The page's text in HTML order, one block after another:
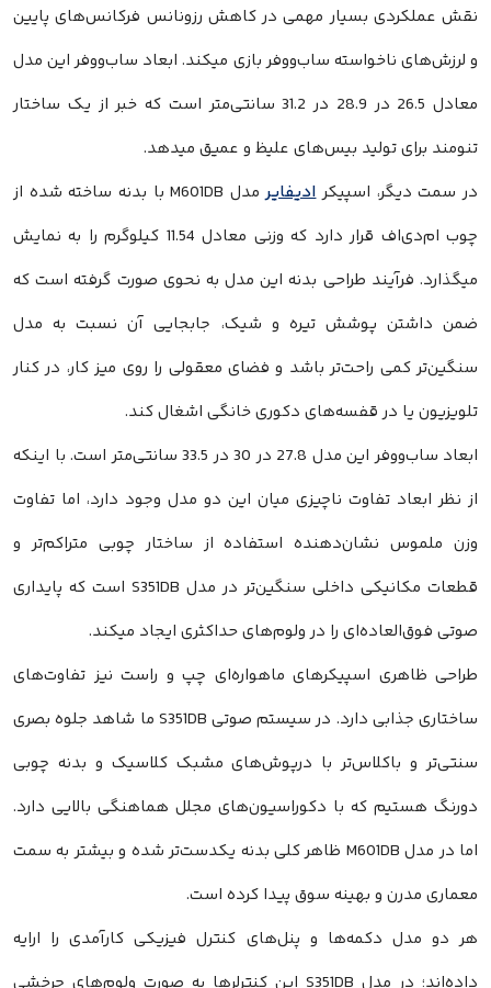
نقش عملکردی بسیار مهمی در کاهش رزونانس فرکانس‌های پایین
و لرزش‌های ناخواسته ساب‌ووفر بازی میکند. ابعاد ساب‌ووفر این مدل
معادل 26.5 در 28.9 در 31.2 سانتی‌متر است که خبر از یک ساختار
تنومند برای تولید بیس‌های علیظ و عمیق میدهد.
در سمت دیگر، اسپیکرادیفایر
مدل M601DB با بدنه ساخته شده از
چوب ام‌دی‌اف قرار دارد که وزنی معادل 11.54 کیلوگرم را به نمایش
میگذارد. فرآیند طراحی بدنه این مدل به نحوی صورت گرفته است که
ضمن داشتن پوشش تیره و شیک، جابجایی آن نسبت به مدل
سنگین‌تر کمی راحت‌تر باشد و فضای معقولی را روی میز کار، در کنار
تلویزیون یا در قفسه‌های دکوری خانگی اشغال کند.
ابعاد ساب‌ووفر این مدل 27.8 در 30 در 33.5 سانتی‌متر است. با اینکه
از نظر ابعاد تفاوت ناچیزی میان این دو مدل وجود دارد، اما تفاوت
وزن ملموس نشان‌دهنده استفاده از ساختار چوبی متراکم‌تر و
قطعات مکانیکی داخلی سنگین‌تر در مدل S351DB است که پایداری
صوتی فوق‌العاده‌ای را در ولوم‌های حداکثری ایجاد میکند.
طراحی ظاهری اسپیکرهای ماهواره‌ای چپ و راست نیز تفاوت‌های
ساختاری جذابی دارد. در سیستم صوتی S351DB ما شاهد جلوه بصری
سنتی‌تر و باکلاس‌تر با درپوش‌های مشبک کلاسیک و بدنه چوبی
دورنگ هستیم که با دکوراسیون‌های مجلل هماهنگی بالایی دارد.
اما در مدل M601DB ظاهر کلی بدنه یکدست‌تر شده و بیشتر به سمت
معماری مدرن و بهینه سوق پیدا کرده است.
هر دو مدل دکمه‌ها و پنل‌های کنترل فیزیکی کارآمدی را ارایه